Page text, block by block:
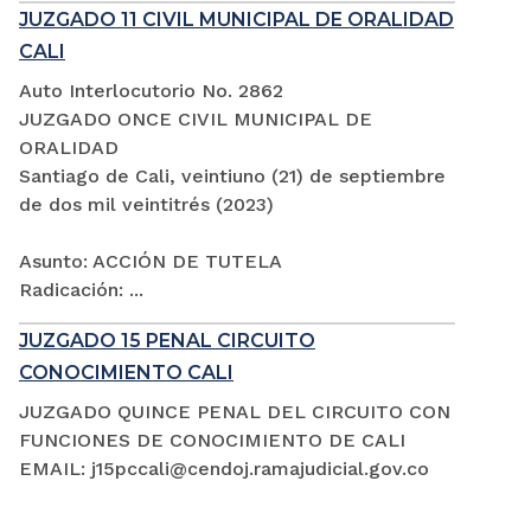
JUZGADO 11 CIVIL MUNICIPAL DE ORALIDAD
CALI
Auto Interlocutorio No. 2862
JUZGADO ONCE CIVIL MUNICIPAL DE
ORALIDAD
Santiago de Cali, veintiuno (21) de septiembre
de dos mil veintitrés (2023)
Asunto: ACCIÓN DE TUTELA
Radicación: ...
JUZGADO 15 PENAL CIRCUITO
CONOCIMIENTO CALI
JUZGADO QUINCE PENAL DEL CIRCUITO CON
FUNCIONES DE CONOCIMIENTO DE CALI
EMAIL: j15pccali@cendoj.ramajudicial.gov.co